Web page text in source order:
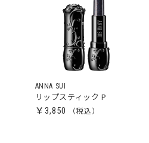
ANNA SUI
リップスティック P
￥3,850